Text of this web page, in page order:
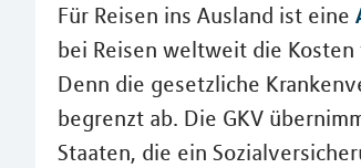
Für Reisen ins Ausland ist eine
bei Reisen weltweit die
Denn die gesetzliche
begrenzt ab. Die GKV
Staaten, die ein